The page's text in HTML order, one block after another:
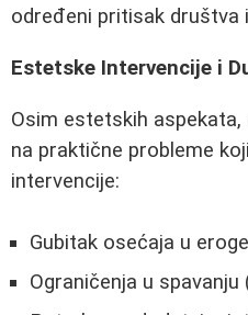
određeni pritisak društva
Estetske Intervencije i
Osim estetskih
na praktične probleme
intervencije:
Gubitak osećaja u
Ograničenja u